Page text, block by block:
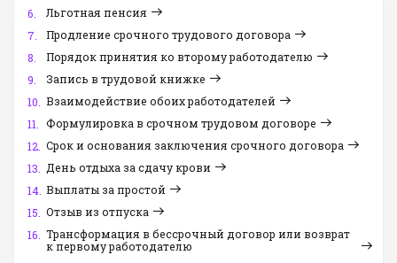
6.
Льготная пенсия
7.
Продление срочного трудового договора
8.
Порядок принятия ко второму работодателю
9.
Запись в трудовой книжке
10. Взаимодействие обоих работодателей
11. Формулировка в срочном трудовом договоре
12. Срок и основания заключения срочного договора
13. День отдыха за сдачу крови
14. Выплаты за простой
15. Отзыв из отпуска
16. Трансформация в бессрочный договор или возврат
к первому работодателю